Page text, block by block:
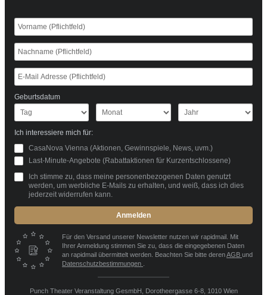
Geburtsdatum
Ich interessiere mich für:
CasaNova Vienna (Aktionen, Gewinnspiele, News, uvm.)
Last-Minute-Angebote (Rabattaktionen für Kurzentschlossene)
Ich stimme zu, dass meine personenbezogenen Daten genutzt
werden, um werbliche E-Mails zu erhalten, und weiß, dass ich dies
jederzeit widerrufen kann.
Anmelden
Für den Versand unserer Newsletter nutzen wir rapidmail. Mit
Ihrer Anmeldung stimmen Sie zu, dass die eingegebenen Daten
an rapidmail übermittelt werden. Beachten Sie bitte derenAGB und
Datenschutzbestimmungen
Punch Theater Veranstaltung GesmbH, Dorotheergasse 6-8, 1010 Wien